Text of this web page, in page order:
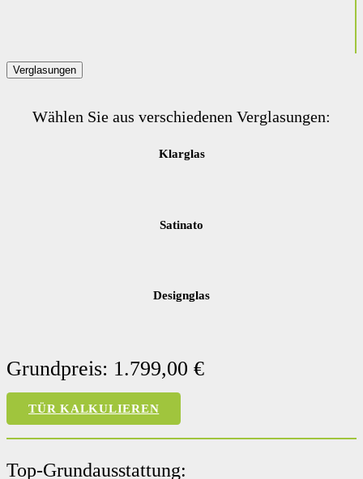
Verglasungen
Wählen Sie aus verschiedenen Verglasungen:
Klarglas
Satinato
Designglas
Grundpreis: 1.799,00 €
TÜR KALKULIEREN
Top-Grundausstattung: